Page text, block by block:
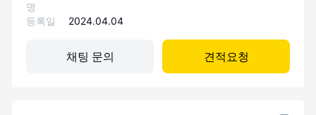
명
등록일 2024.04.04
채팅 문의 견적요청